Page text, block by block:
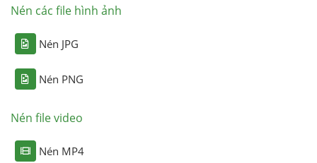
Nén các file hình ảnh
Nén JPG
Nén PNG
Nén file video
Nén MP4